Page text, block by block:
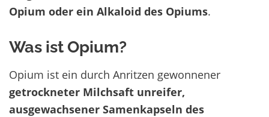
Opium oder ein Alkaloid des Opiums.
Was ist Opium?
Opium ist ein durch Anritzen gewonnener
getrockneter Milchsaft unreifer,
ausgewachsener Samenkapseln des